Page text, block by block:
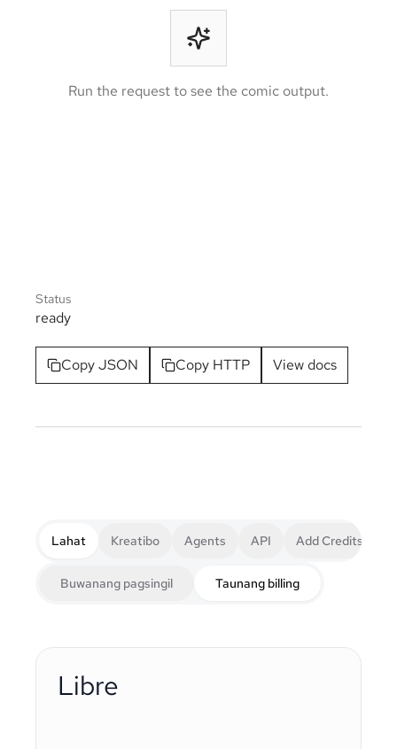
Run the request to see the comic output.
Status
ready
Copy JSON Copy HTTP View docs
Lahat Kreatibo Agents API Add Credits
Buwanang pagsingil Taunang billing
Libre